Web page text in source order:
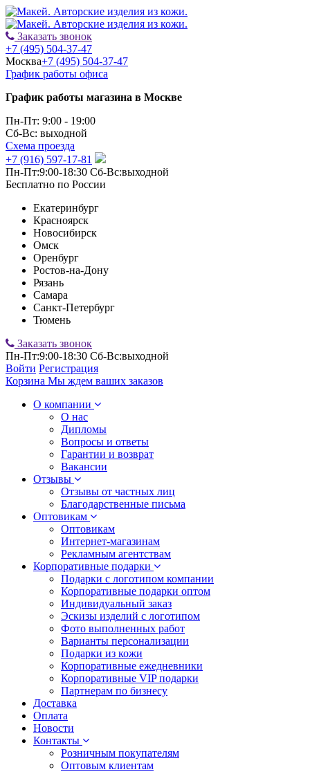
Заказать звонок
+7 (495) 504-37-47
Москва+7 (495) 504-37-47
График работы офиса
График работы магазина в Москве
Пн-Пт: 9:00 - 19:00
Сб-Вс: выходной
Схема проезда
+7 (916) 597-17-81
Пн-Пт:9:00-18:30 Сб-Вс:выходной
Бесплатно по России
Екатеринбург
Красноярск
Новосибирск
Омск
Оренбург
Ростов-на-Дону
Рязань
Самара
Санкт-Петербург
Тюмень
Заказать звонок
Пн-Пт:9:00-18:30 Сб-Вс:выходной
Войти Регистрация
Корзина Мы ждем ваших заказов
О компании
О нас
Дипломы
Вопросы и ответы
Гарантии и возврат
Вакансии
Отзывы
Отзывы от частных лиц
Благодарственные письма
Оптовикам
Оптовикам
Интернет-магазинам
Рекламным агентствам
Корпоративные подарки
Подарки с логотипом компании
Корпоративные подарки оптом
Индивидуальный заказ
Эскизы изделий с логотипом
Фото выполненных работ
Варианты персонализации
Подарки из кожи
Корпоративные ежедневники
Корпоративные VIP подарки
Партнерам по бизнесу
Доставка
Оплата
Новости
Контакты
Розничным покупателям
Оптовым клиентам